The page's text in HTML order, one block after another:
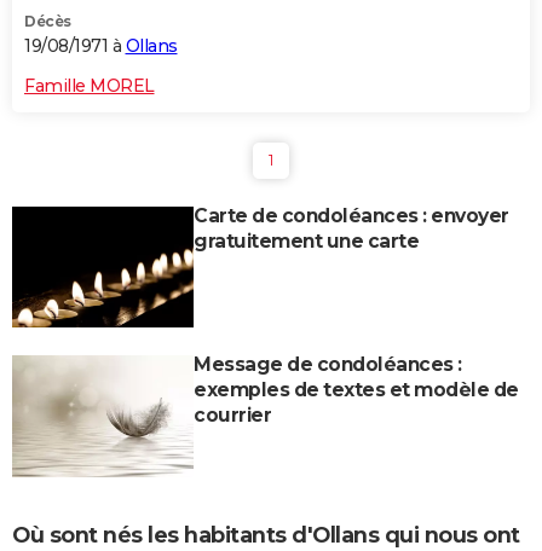
Décès
19/08/1971 à Ollans
Famille MOREL
1
Carte de condoléances : envoyer
gratuitement une carte
Message de condoléances :
exemples de textes et modèle de
courrier
Où sont nés les habitants d'Ollans qui nous ont